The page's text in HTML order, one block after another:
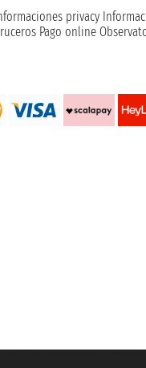
privacy
Pago online